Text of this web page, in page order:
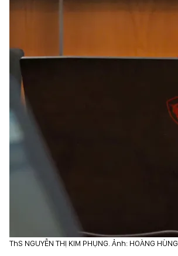
ThS NGUYỄN THỊ KIM PHỤNG. Ảnh: HOÀNG HÙNG